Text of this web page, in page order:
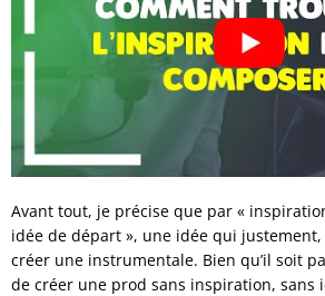
Avant tout, je précise que par «
idée de départ », une idée qui
créer une instrumentale. Bien qu’il soit
de créer une prod sans inspiration, sans